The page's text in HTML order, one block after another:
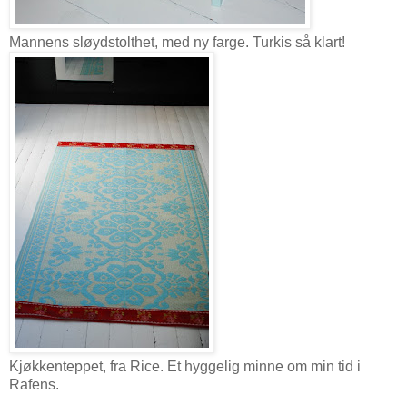
Mannens sløydstolthet, med ny farge. Turkis så klart!
Kjøkkenteppet, fra Rice. Et hyggelig minne om min tid i
Rafens.